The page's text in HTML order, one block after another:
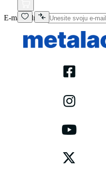
E-mail adresa